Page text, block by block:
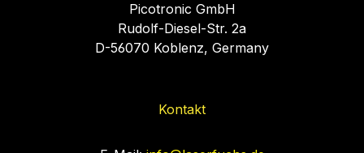
Picotronic GmbH
Rudolf-Diesel-Str. 2a
D-56070 Koblenz, Germany
Kontakt